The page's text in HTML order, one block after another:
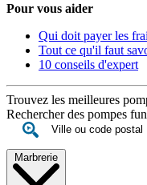
Pour vous aider
Qui doit payer les
Tout ce qu'il faut
10 conseils d'expert
Trouvez les meilleures
Rechercher des pompes
Marbrerie